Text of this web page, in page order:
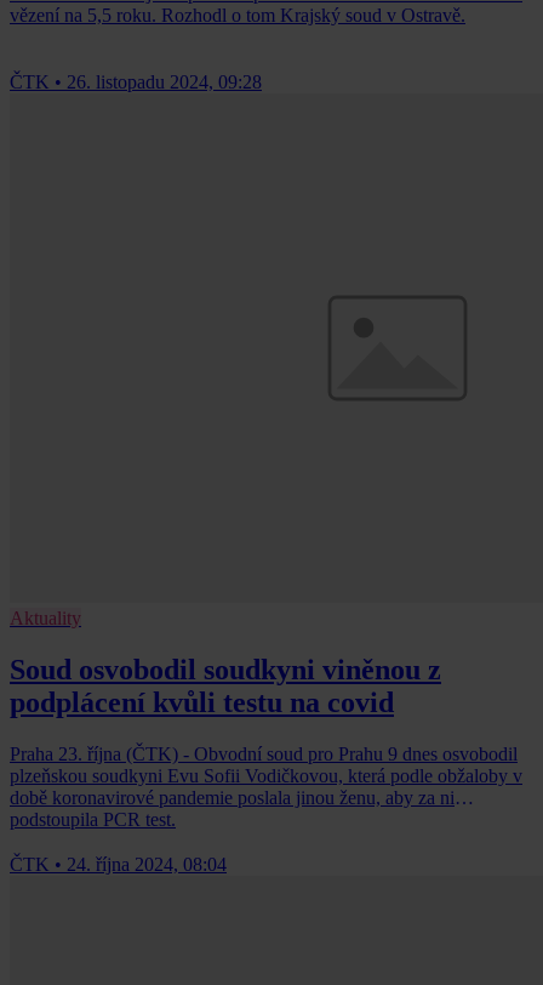
vězení na 5,5 roku. Rozhodl o tom Krajský soud v Ostravě.
ČTK • 26. listopadu 2024, 09:28
Aktuality
Soud osvobodil soudkyni viněnou z
podplácení kvůli testu na covid
Praha 23. října (ČTK) - Obvodní soud pro Prahu 9 dnes osvobodil
plzeňskou soudkyni Evu Sofii Vodičkovou, která podle obžaloby v
době koronavirové pandemie poslala jinou ženu, aby za ni
podstoupila PCR test.
ČTK • 24. října 2024, 08:04